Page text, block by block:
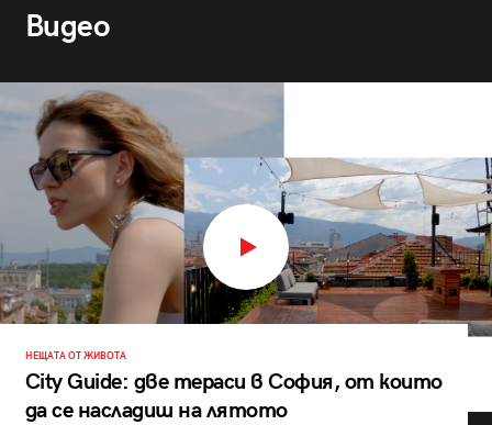
Видео
НЕЩАТА ОТ ЖИВОТА
City Guide: две тераси в София, от които
да се насладиш на лятото